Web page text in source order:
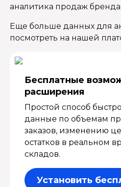
аналитика продаж бренда
Еще больше данных для
посмотреть на нашей
Бесплатные
расширения
Простой способ
данные по объемам
заказов, изменению
остатков в реальном
складов.
Установить